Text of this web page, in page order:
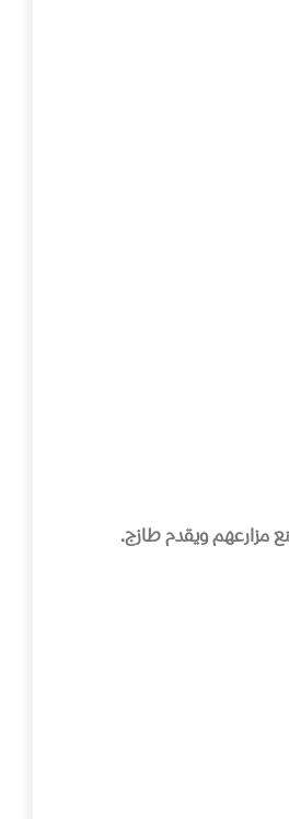
مزارعهم ويقدم طازج.